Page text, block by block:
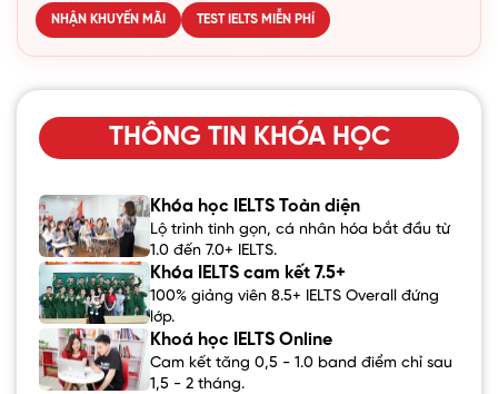
NHẬN KHUYẾN MÃI TEST IELTS MIỄN PHÍ
THÔNG TIN KHÓA HỌC
Khóa học IELTS Toàn diện
Lộ trình tinh gọn, cá nhân hóa bắt đầu từ
1.0 đến 7.0+ IELTS.
Khóa IELTS cam kết 7.5+
100% giảng viên 8.5+ IELTS Overall đứng
lớp.
Khoá học IELTS Online
Cam kết tăng 0,5 - 1.0 band điểm chỉ sau
1,5 - 2 tháng.